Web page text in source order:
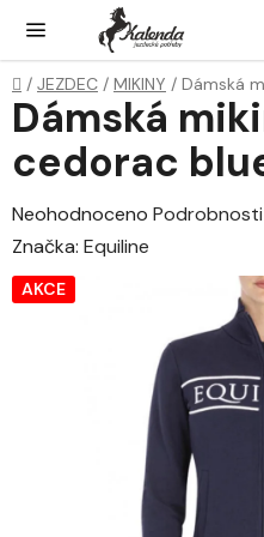
obsah
Domů
/ JEZDEC / MIKINY / Dámská
Dámská
cedorac
Průměrné
hodnocení
produktu
je
Neohodnoceno
Značka: Equiline
AKCE